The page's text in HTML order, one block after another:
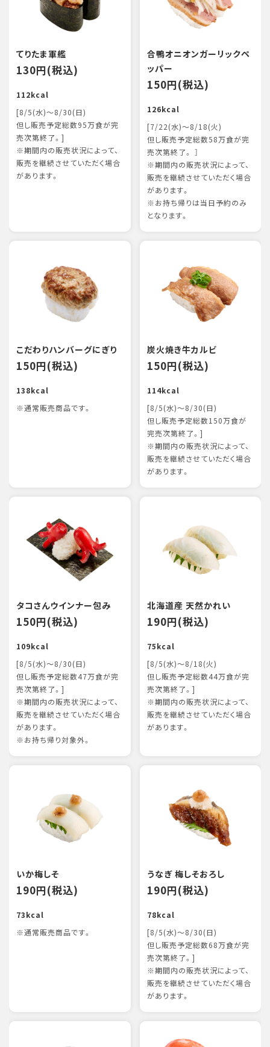
てりたま軍艦
130円(税込)
112kcal
[8/5(水)～8/30(日)
但し販売予定総数95万食が完
売次第終了。]
※期間内の販売状況によって、
販売を継続させていただく場合
があります。
合鴨オニオンガーリックペ
ッパー
150円(税込)
126kcal
[7/22(水)～8/18(火)
但し販売予定総数58万食が完
売次第終了。 ］
※期間内の販売状況によって、
販売を継続させていただく場合
があります。
※お持ち帰りは当日予約のみ
となります。
こだわりハンバーグにぎり
150円(税込)
138kcal
※通常販売商品です。
炭火焼き牛カルビ
150円(税込)
114kcal
[8/5(水)～8/30(日)
但し販売予定総数150万食が
完売次第終了。]
※期間内の販売状況によって、
販売を継続させていただく場合
があります。
タコさんウインナー包み
150円(税込)
109kcal
[8/5(水)～8/30(日)
但し販売予定総数47万食が完
売次第終了。]
※期間内の販売状況によって、
販売を継続させていただく場合
があります。
※お持ち帰り対象外。
北海道産 天然かれい
190円(税込)
75kcal
[8/5(水)～8/18(火)
但し販売予定総数44万食が完
売次第終了。]
※期間内の販売状況によって、
販売を継続させていただく場合
があります。
いか梅しそ
190円(税込)
73kcal
※通常販売商品です。
うなぎ 梅しそおろし
190円(税込)
78kcal
[8/5(水)～8/30(日)
但し販売予定総数68万食が完
売次第終了。]
※期間内の販売状況によって、
販売を継続させていただく場合
があります。